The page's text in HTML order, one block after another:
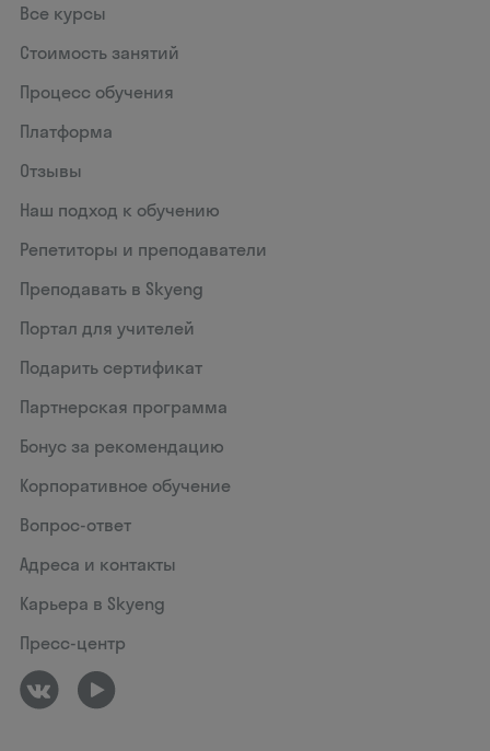
Все курсы
Стоимость занятий
Процесс обучения
Платформа
Отзывы
Наш подход к обучению
Репетиторы и преподаватели
Преподавать в Skyeng
Портал для учителей
Подарить сертификат
Партнерская программа
Бонус за рекомендацию
Корпоративное обучение
Вопрос-ответ
Адреса и контакты
Карьера в Skyeng
Пресс-центр